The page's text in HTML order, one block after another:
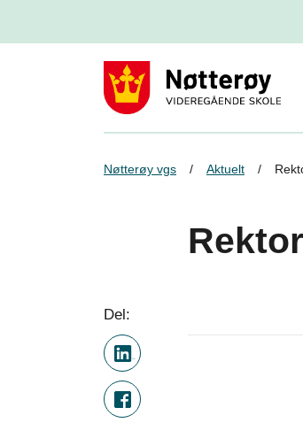
Nøtterøy vgs Aktuelt
Del: